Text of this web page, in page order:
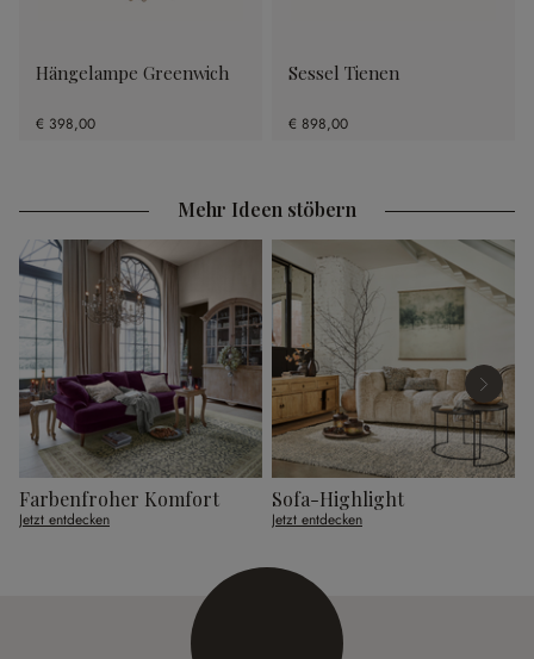
Hängelampe Greenwich
€ 398,00
Sessel Tienen
€ 898,00
Mehr Ideen stöbern
Farbenfroher Komfort
Jetzt entdecken
Sofa-Highlight
Jetzt entdecken